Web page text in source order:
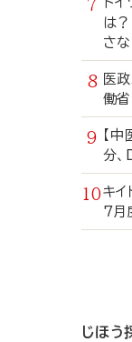
は
さな
医
働
【
分
キ
7月
じほう